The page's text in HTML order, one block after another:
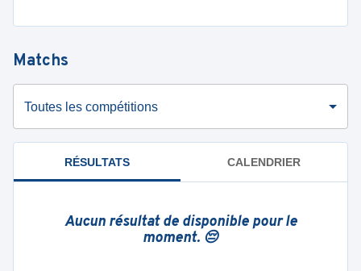
Matchs
Toutes les compétitions
RÉSULTATS CALENDRIER
Aucun résultat de disponible pour le
moment. 😔